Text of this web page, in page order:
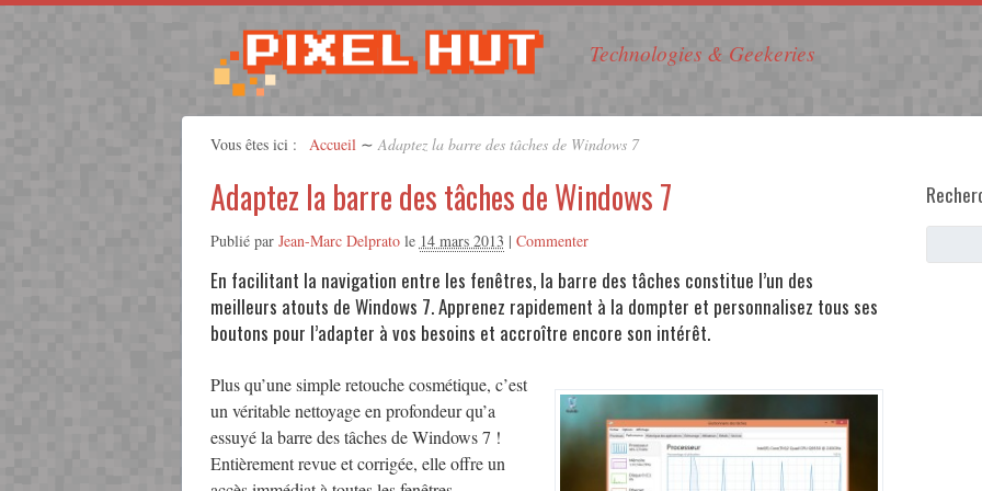
Technologies & Geekeries
Vous êtes ici : Accueil ∼ Adaptez la barre des tâches de Windows 7
Adaptez la barre des tâches de Windows 7
Publié par Jean-Marc Delpratole 14 mars 2013 | Commenter
En facilitant la navigation entre les fenêtres, la barre des tâches constitue l’un des
meilleurs atouts de Windows 7. Apprenez rapidement à la dompter et personnalisez tous ses
boutons pour l’adapter à vos besoins et accroître encore son intérêt.
Plus qu’une simple retouche cosmétique, c’est
un véritable nettoyage en profondeur qu’a
essuyé la barre des tâches de Windows 7 !
Entièrement revue et corrigée, elle offre un